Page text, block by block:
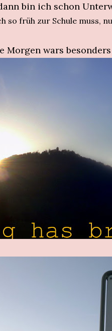
bin ich schon
so früh zur Schule muss,
Morgen wars besonders